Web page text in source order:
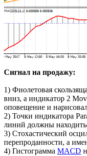
Сигнал на продажу:
1) Фиолетовая
вниз, а индикатор 2
оповещение и
2) Точки индикатора
линий должны
3) Стохастический
перепроданности, а
4) Гистограмма MACD